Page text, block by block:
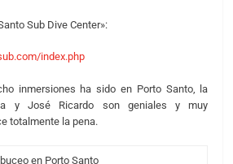
Sub Dive Center»:
index.php
inmersiones ha sido en Porto Santo, la
y José Ricardo son geniales y muy
totalmente la pena.